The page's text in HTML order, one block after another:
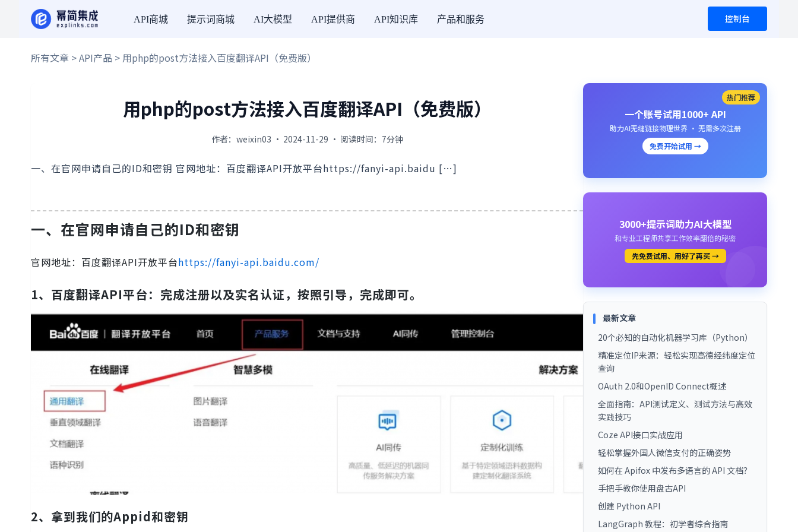
API商城 提示词商城 AI大模型 API提供商 API知识库 产品和服务 控制台
所有文章 >API产品 > 用php的post方法接入百度翻译API（免费版）
用php的post方法接入百度翻译API（免费版）
作者：weixin03 · 2024-11-29 · 阅读时间：7分钟
一、在官网申请自己的ID和密钥 官网地址：百度翻译API开放平台https://fanyi-api.baidu […]
一、在官网申请自己的ID和密钥
官网地址：百度翻译API开放平台https://fanyi-api.baidu.com/
1、 百度翻译API平台： 完成注册以及实名认证，按照引导，完成即可。
2、拿到我们的Appid和密钥
热门推荐
一个账号试用1000+ API
助力AI无缝链接物理世界 · 无需多次注册
免费开始试用 →
3000+提示词助力AI大模型
和专业工程师共享工作效率翻倍的秘密
先免费试用、用好了再买 →
最新文章
20个必知的自动化机器学习库（Python）
精准定位IP来源：轻松实现高德经纬度定位
查询
OAuth 2.0和OpenID Connect概述
全面指南：API测试定义、测试方法与高效
实践技巧
Coze API接口实战应用
轻松掌握外国人微信支付的正确姿势
如何在 Apifox 中发布多语言的 API 文档？
手把手教你使用盘古API
创建 Python API
LangGraph 教程：初学者综合指南